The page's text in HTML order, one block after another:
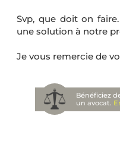
Svp, que doit on
une solution à notre
Je vous remercie de
Bénéficiez
un avocat.